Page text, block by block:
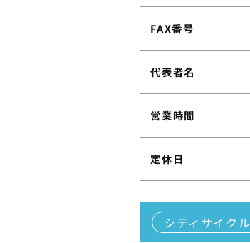
FAX番号
代表者名
営業時間
定休日
シティサイクル